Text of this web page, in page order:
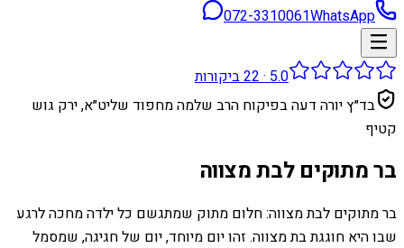
072-3310061WhatsApp
5.0
·
22ביקורות
בד״ץ יורה דעה בפיקוח הרב שלמה מחפוד שליט״א, ירק גוש
קטיף
בר מתוקים לבת מצווה
בר מתוקים לבת מצווה: חלום מתוק שמתגשם כל ילדה מחכה לרגע
שבו היא חוגגת בת מצווה. זהו יום מיוחד, יום של חגיגה, שמסמל